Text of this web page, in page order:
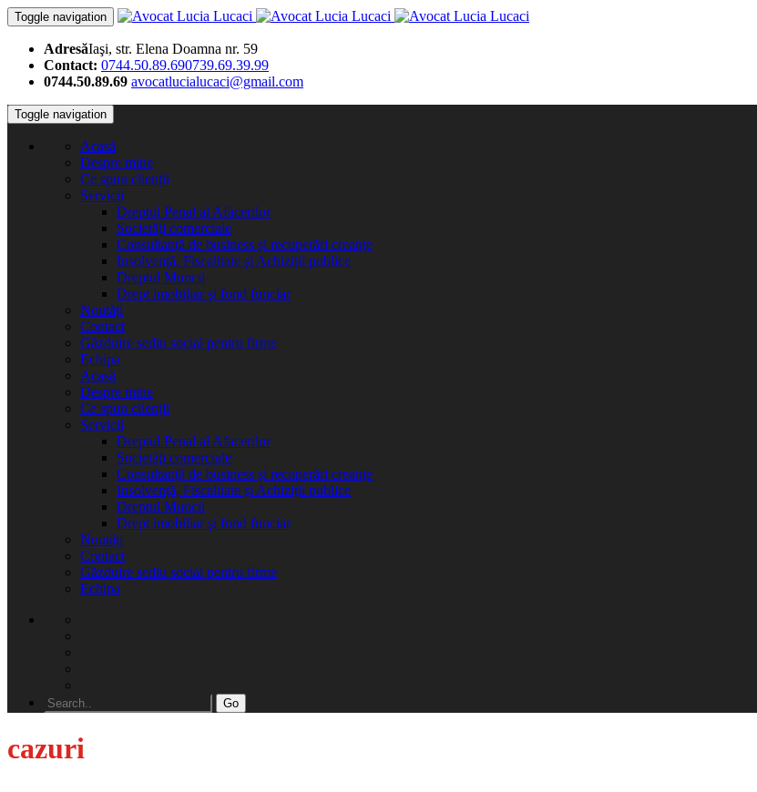
Toggle navigation
AdresăIaşi, str. Elena Doamna nr. 59
Contact: 0744.50.89.690739.69.39.99
0744.50.89.69 avocatlucialucaci@gmail.com
Toggle navigation
Acasă
Despre mine
Ce spun clienții
Servicii
Dreptul Penal al Afacerilor
Societăţi comerciale
Consultanţă de business şi recuperări creanţe
Insolvenţă, Fiscalitate şi Achiziţii publice
Dreptul Muncii
Drept imobiliar şi fond funciar
Noutăți
Contact
Găzduire sediu social pentru firme
Echipa
Acasă
Despre mine
Ce spun clienții
Servicii
Dreptul Penal al Afacerilor
Societăţi comerciale
Consultanţă de business şi recuperări creanţe
Insolvenţă, Fiscalitate şi Achiziţii publice
Dreptul Muncii
Drept imobiliar şi fond funciar
Noutăți
Contact
Găzduire sediu social pentru firme
Echipa
Go
cazuri